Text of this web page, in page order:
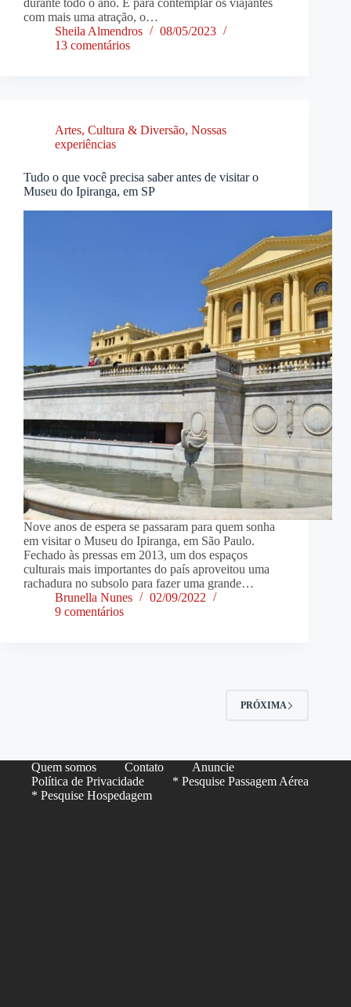
durante todo o ano. E para contemplar os viajantes
com mais uma atração, o…
Sheila Almendros
08/05/2023
13 comentários
Artes, Cultura & Diversão, Nossas
experiências
Tudo o que você precisa saber antes de visitar o
Museu do Ipiranga, em SP
Nove anos de espera se passaram para quem sonha
em visitar o Museu do Ipiranga, em São Paulo.
Fechado às pressas em 2013, um dos espaços
culturais mais importantes do país aproveitou uma
rachadura no subsolo para fazer uma grande…
Brunella Nunes
02/09/2022
9 comentários
PRÓXIMA
Quem somos Contato
Anuncie
Política de Privacidade
* Pesquise Passagem Aérea
* Pesquise Hospedagem